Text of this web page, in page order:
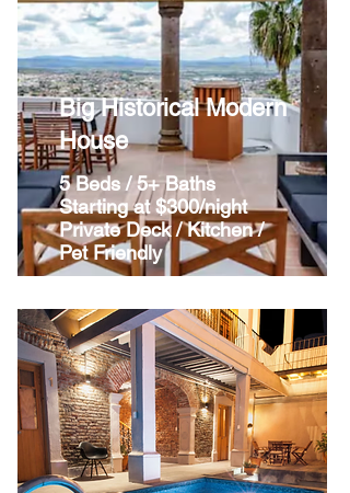
Big Historical Modern
House
5 Beds / 5+ Baths
Starting at $300/night
​Private Deck / Kitchen /
Pet Friendly